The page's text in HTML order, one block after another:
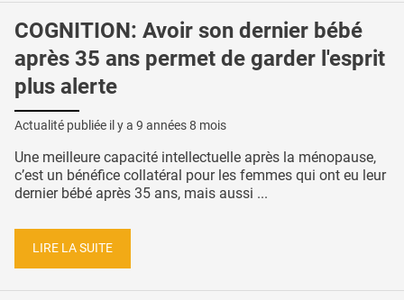
COGNITION: Avoir son dernier bébé
après 35 ans permet de garder l'esprit
plus alerte
Actualité publiée il y a 9 années 8 mois
Une meilleure capacité intellectuelle après la ménopause,
c’est un bénéfice collatéral pour les femmes qui ont eu leur
dernier bébé après 35 ans, mais aussi ...
LIRE LA SUITE